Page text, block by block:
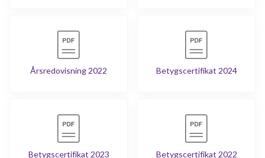
Årsredovisning 2022 Betygscertifikat 2024
Betygscertifikat 2023 Betygscertifikat 2022